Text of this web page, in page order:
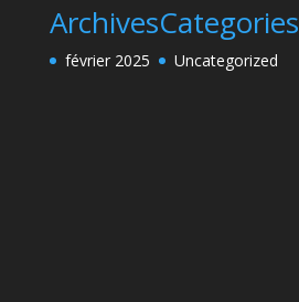
Archives
février 2025
Categories
Uncategorized